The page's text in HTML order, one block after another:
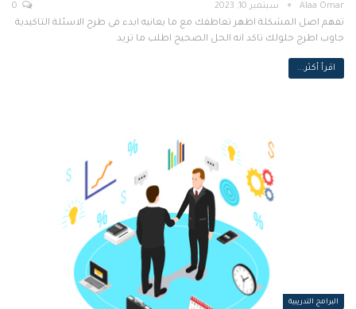
سبتمبر 10, 2023
تفهم اصل المشكلة اظهر تعاطفك مع ما يعانيه ابدء فى طرح الاسئلة التاكيدية
جاوب اطرج حلولك تاكد انه الحل الصحيح اطلب ما تريد
اقرأ أكثر...
البرامج التدريبية